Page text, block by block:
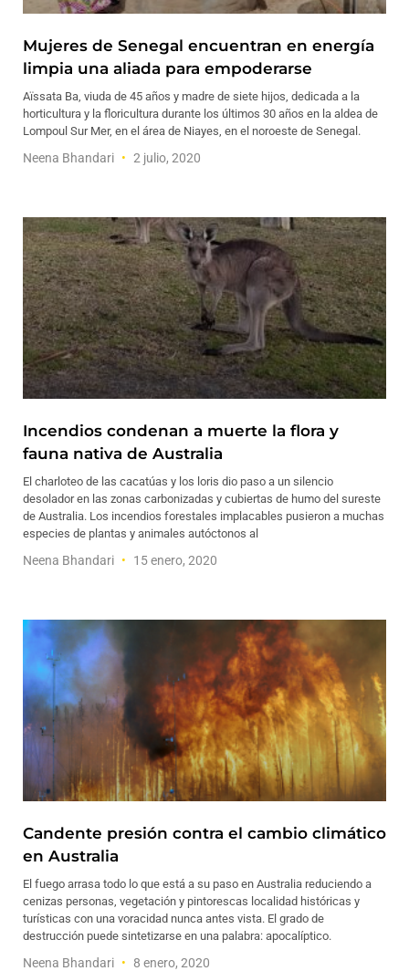
Mujeres de Senegal encuentran en energía
limpia una aliada para empoderarse
Aïssata Ba, viuda de 45 años y madre de siete hijos, dedicada a la
horticultura y la floricultura durante los últimos 30 años en la aldea de
Lompoul Sur Mer, en el área de Niayes, en el noroeste de Senegal.
Neena Bhandari 2 julio, 2020
Incendios condenan a muerte la flora y
fauna nativa de Australia
El charloteo de las cacatúas y los loris dio paso a un silencio
desolador en las zonas carbonizadas y cubiertas de humo del sureste
de Australia. Los incendios forestales implacables pusieron a muchas
especies de plantas y animales autóctonos al
Neena Bhandari 15 enero, 2020
Candente presión contra el cambio climático
en Australia
El fuego arrasa todo lo que está a su paso en Australia reduciendo a
cenizas personas, vegetación y pintorescas localidad históricas y
turísticas con una voracidad nunca antes vista. El grado de
destrucción puede sintetizarse en una palabra: apocalíptico.
Neena Bhandari 8 enero, 2020